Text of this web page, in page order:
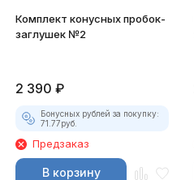
Комплект конусных пробок-
заглушек №2
2 390 ₽
Бонусных рублей за покупку:
71.77руб.
Предзаказ
В корзину